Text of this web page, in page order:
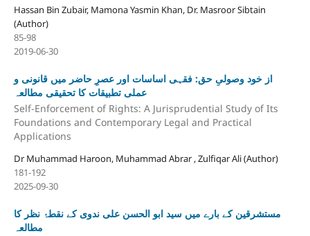
Hassan Bin Zubair, Mamona Yasmin Khan, Dr. Masroor Sibtain
(Author)
85-98
2019-06-30
از خود وصولیِ حق: فقہی اساسات اور عصرِ حاضر میں قانونی و
عملی تطبیقات کا تحقیقی مطالعہ
Self-Enforcement of Rights: A Jurisprudential Study of Its
Foundations and Contemporary Legal and Practical
Applications
Dr Muhammad Haroon, Muhammad Abrar , Zulfiqar Ali (Author)
181-192
2025-09-30
مستشرقین کے بارے میں سید ابو الحسن علی ندوی کے نقطۂ نظر کا
مطالعہ